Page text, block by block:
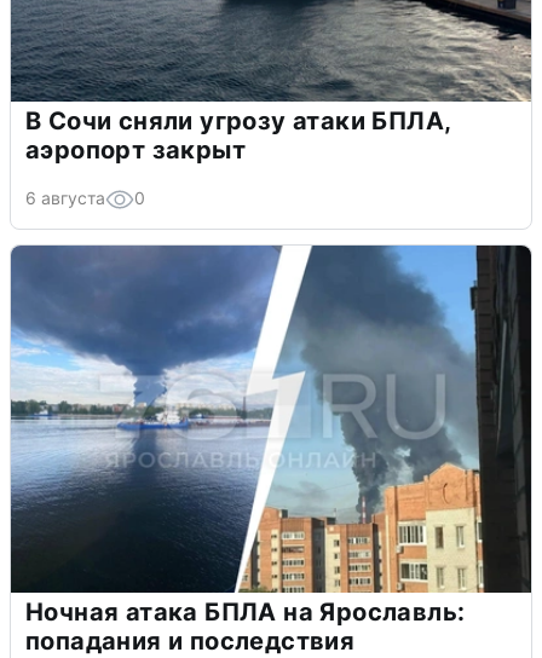
В Сочи сняли угрозу атаки БПЛА,
аэропорт закрыт
6 августа 0
Ночная атака БПЛА на Ярославль:
попадания и последствия